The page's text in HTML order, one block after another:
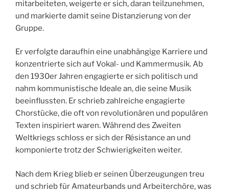
mitarbeiteten, weigerte er sich, daran teilzunehmen,
und markierte damit seine Distanzierung von der
Gruppe.
Er verfolgte daraufhin eine unabhängige Karriere und
konzentrierte sich auf Vokal- und Kammermusik. Ab
den 1930er Jahren engagierte er sich politisch und
nahm kommunistische Ideale an, die seine Musik
beeinflussten. Er schrieb zahlreiche engagierte
Chorstücke, die oft von revolutionären und populären
Texten inspiriert waren. Während des Zweiten
Weltkriegs schloss er sich der Résistance an und
komponierte trotz der Schwierigkeiten weiter.
Nach dem Krieg blieb er seinen Überzeugungen treu
und schrieb für Amateurbands und Arbeiterchöre, was